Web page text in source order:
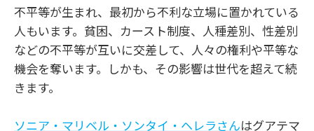
不平等が生まれ、最初から不利な立場に置かれている
人もいます。貧困、カースト制度、人種差別、性差別
などの不平等が互いに交差して、人々の権利や平等な
機会を奪います。しかも、その影響は世代を超えて続
きます。
ソニア・マリベル・ソンタイ・ヘレラさんはグアテマ